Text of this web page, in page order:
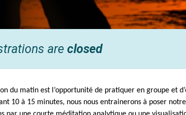
are closed
du matin est l’opportunité de pratiquer en groupe et
10 à 15 minutes, nous nous entrainerons à poser